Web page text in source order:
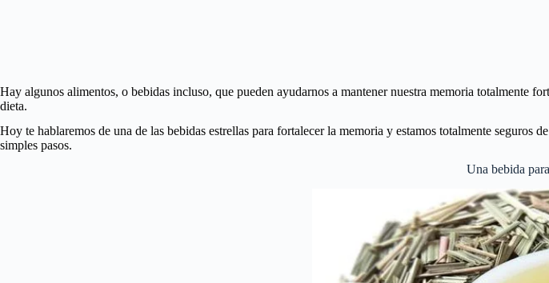
Hay algunos alimentos, o bebidas incluso, que pueden ayudarnos a mantener nuestra memoria totalmente
dieta.
Hoy te hablaremos de una de las bebidas estrellas para fortalecer la memoria y estamos totalmente seguros
simples pasos.
Una bebida